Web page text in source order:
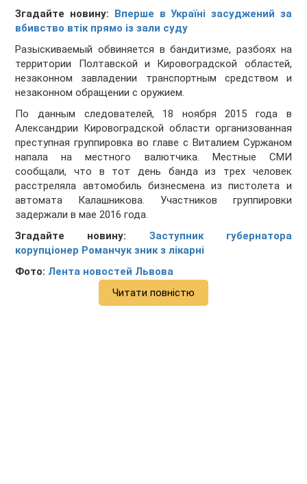
Згадайте новину: Вперше в Україні засуджений за
вбивство втік прямо із зали суду
Разыскиваемый обвиняется в бандитизме, разбоях на
территории Полтавской и Кировоградской областей,
незаконном завладении транспортным средством и
незаконном обращении с оружием.
По данным следователей, 18 ноября 2015 года в
Александрии Кировоградской области организованная
преступная группировка во главе с Виталием Суржаном
напала на местного валютчика. Местные СМИ
сообщали, что в тот день банда из трех человек
расстреляла автомобиль бизнесмена из пистолета и
автомата Калашникова. Участников группировки
задержали в мае 2016 года.
Згадайте новину: Заступник губернатора
корупціонер Романчук зник з лікарні
Фото: Лента новостей Львова
Читати повністю